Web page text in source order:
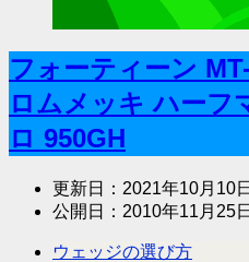
フォーティーン
ロムメッキ ハーフ
ロ 950GH
更新日： 2021年10月10日
公開日： 2010年11月25日
ウェッジの選び方